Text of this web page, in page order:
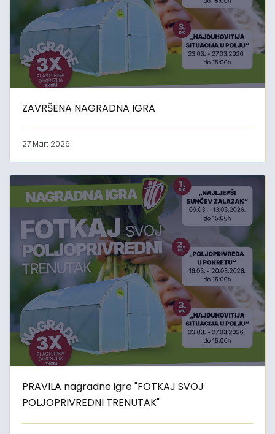
ZAVRŠENA NAGRADNA IGRA
27 Mart 2026
PRAVILA nagradne igre "FOTKAJ SVOJ
POLJOPRIVREDNI TRENUTAK"